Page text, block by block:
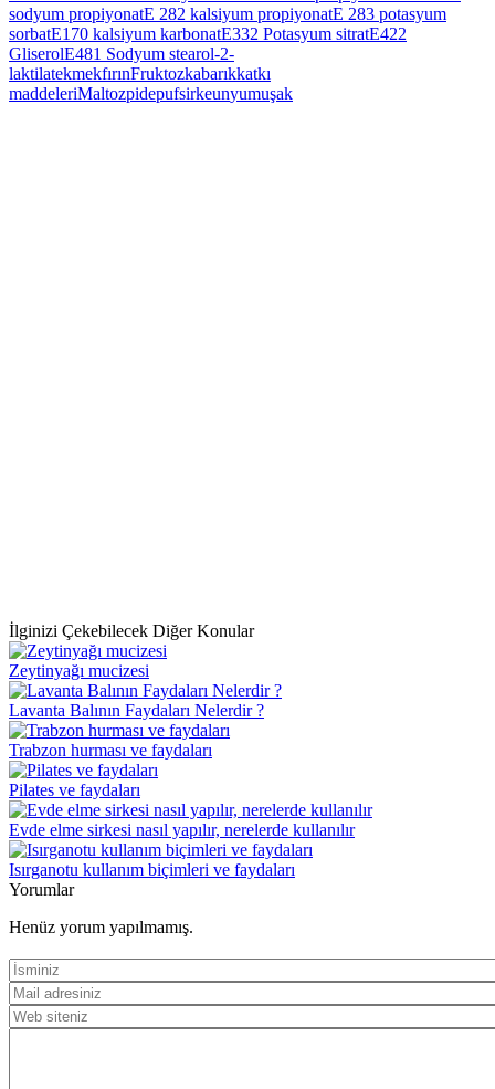
sodyum propiyonatE 282 kalsiyum propiyonatE 283 potasyum
sorbatE170 kalsiyum karbonatE332 Potasyum sitratE422
GliserolE481 Sodyum stearol-2-
laktilatekmekfırınFruktozkabarıkkatkı
maddeleriMaltozpidepufsirkeunyumuşak
İlginizi Çekebilecek Diğer Konular
Zeytinyağı mucizesi
Lavanta Balının Faydaları Nelerdir ?
Trabzon hurması ve faydaları
Pilates ve faydaları
Evde elme sirkesi nasıl yapılır, nerelerde kullanılır
Isırganotu kullanım biçimleri ve faydaları
Yorumlar
Henüz yorum yapılmamış.